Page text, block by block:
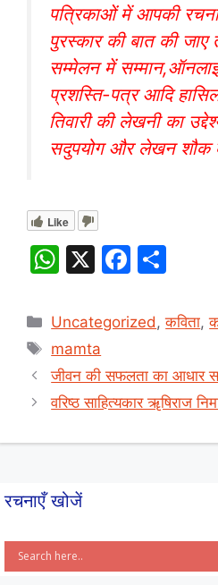
पत्रिकाओं में आपकी
पुरस्कार की बात की जाए
सम्मेलन में
प्रशस्ति-पत्र आदि
तिवारी की लेखनी का
सदुपयोग और लेखन शौक
Like
W
at
s
A
p
X
F
c
b
o
ar
Categories
Uncategorized ,कविता,
Tags
mamta
जीवन की सफलता का आधार
वरिष्ठ साहित्यकार ॠषिराज
रचनाएँ खोजें